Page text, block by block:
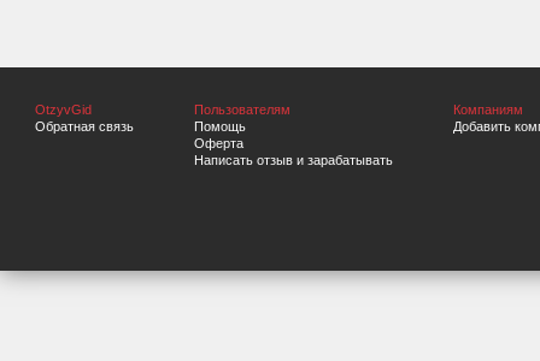
OtzyvGid
Обратная связь
Пользователям
Помощь
Оферта
Написать отзыв и зарабатывать
Компаниям
Добавить